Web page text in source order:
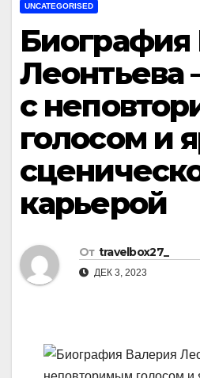
UNCATEGORISED
Биография
Леонтьева
с
голосом и
карьерой
От travelbox27_
ДЕК 3, 2023